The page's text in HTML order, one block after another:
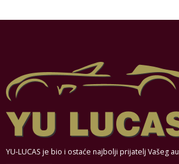
YU-LUCAS je bio i ostaće najbolji prijatelj Vašeg